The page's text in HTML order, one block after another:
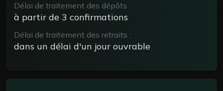
Délai de traitement des dépôts :
à partir de 3 confirmations
Délai de traitement des retraits :
dans un délai d'un jour ouvrable